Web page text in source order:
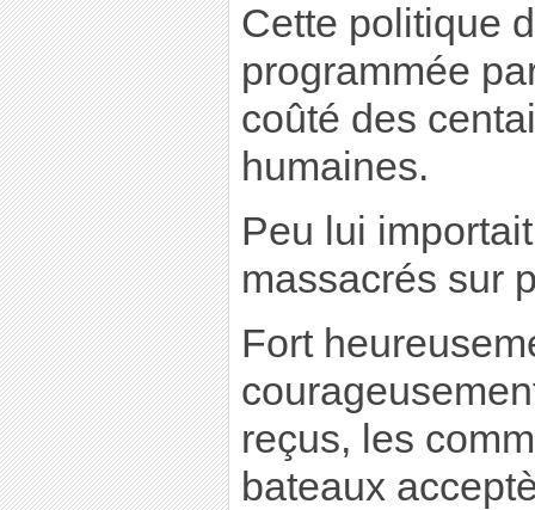
Cette politique
programmée
coûté des
humaines.
Peu lui
massacrés sur
Fort
reçus, les
bateaux